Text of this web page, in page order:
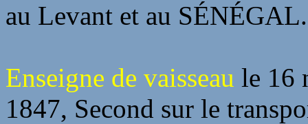
au Levant et au SÉNÉGAL.
Enseigne de vaisseau le 16
1847, Second sur le